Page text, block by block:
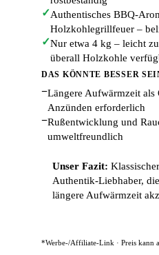
✓Authentisches BBQ-
Holzkohlegrillfeuer –
✓Nur etwa 4 kg – leicht
überall Holzkohle
DAS KÖNNTE BESSER
−Längere Aufwärmzeit
Anzünden erforderlich
−Rußentwicklung und
umweltfreundlich
Unser Fazit:
Authentik-Liebhaber,
längere Aufwärmzeit
*Werbe-/Affiliate-Link · Preis kann